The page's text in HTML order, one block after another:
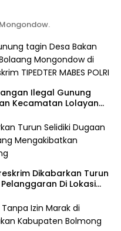
Ilegal Gunung
Kecamatan Lolayan
Target Bareskrim
Dikabarkan Turun
Di Lokasi